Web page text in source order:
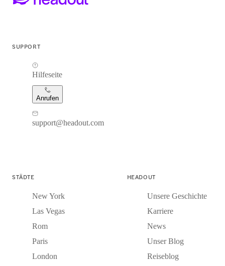
SUPPORT
Hilfeseite
Anrufen
support@headout.com
STÄDTE
New York
Las Vegas
Rom
Paris
London
HEADOUT
Unsere Geschichte
Karriere
News
Unser Blog
Reiseblog